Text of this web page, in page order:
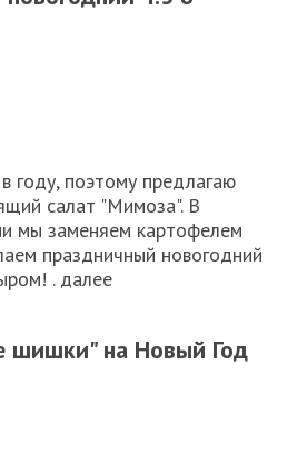
году, поэтому предлагаю
салат "Мимоза". В
мы заменяем картофелем
праздничный новогодний
. далее
шишки" на Новый Год